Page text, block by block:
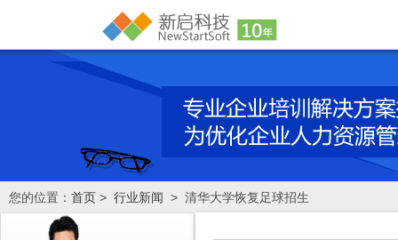
您的位置： 首页 > 行业新闻 > 清华大学恢复足球招生